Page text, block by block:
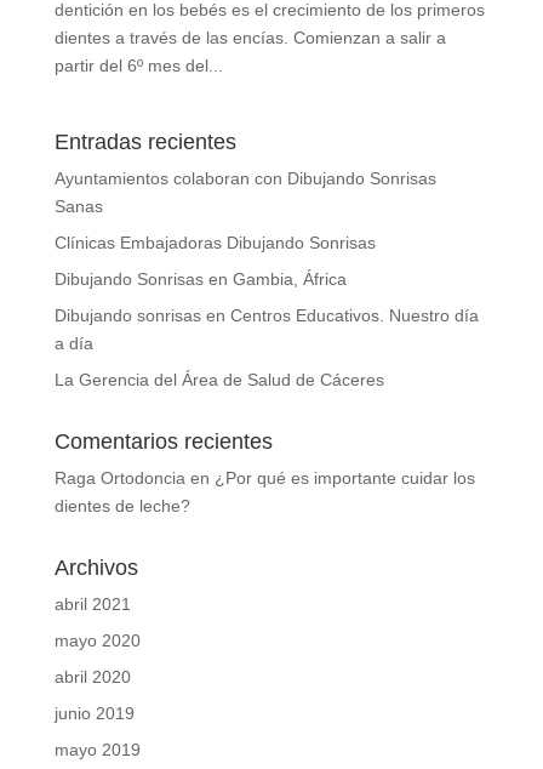
dentición en los bebés es el crecimiento de los primeros
dientes a través de las encías. Comienzan a salir a
partir del 6º mes del...
Entradas recientes
Ayuntamientos colaboran con Dibujando Sonrisas
Sanas
Clínicas Embajadoras Dibujando Sonrisas
Dibujando Sonrisas en Gambia, África
Dibujando sonrisas en Centros Educativos. Nuestro día
a día
La Gerencia del Área de Salud de Cáceres
Comentarios recientes
Raga Ortodoncia en ¿Por qué es importante cuidar los
dientes de leche?
Archivos
abril 2021
mayo 2020
abril 2020
junio 2019
mayo 2019